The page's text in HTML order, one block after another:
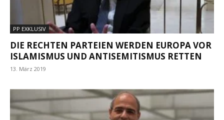
PP EXKLUSIV
DIE RECHTEN PARTEIEN WERDEN EUROPA VOR
ISLAMISMUS UND ANTISEMITISMUS RETTEN
13. März 2019